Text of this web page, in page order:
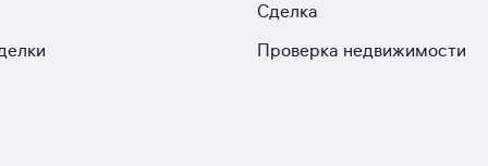
Сделка
Проверка недвижимости